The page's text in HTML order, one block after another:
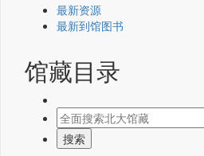
最新资源
最新到馆图书
馆藏目录